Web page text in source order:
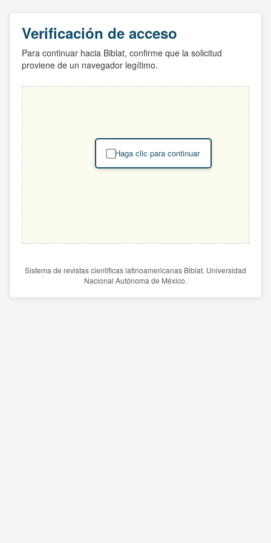
Verificación de acceso
Para continuar hacia Biblat, confirme que la solicitud
proviene de un navegador legítimo.
Haga clic para continuar
Sistema de revistas científicas latinoamericanas Biblat. Universidad
Nacional Autónoma de México.